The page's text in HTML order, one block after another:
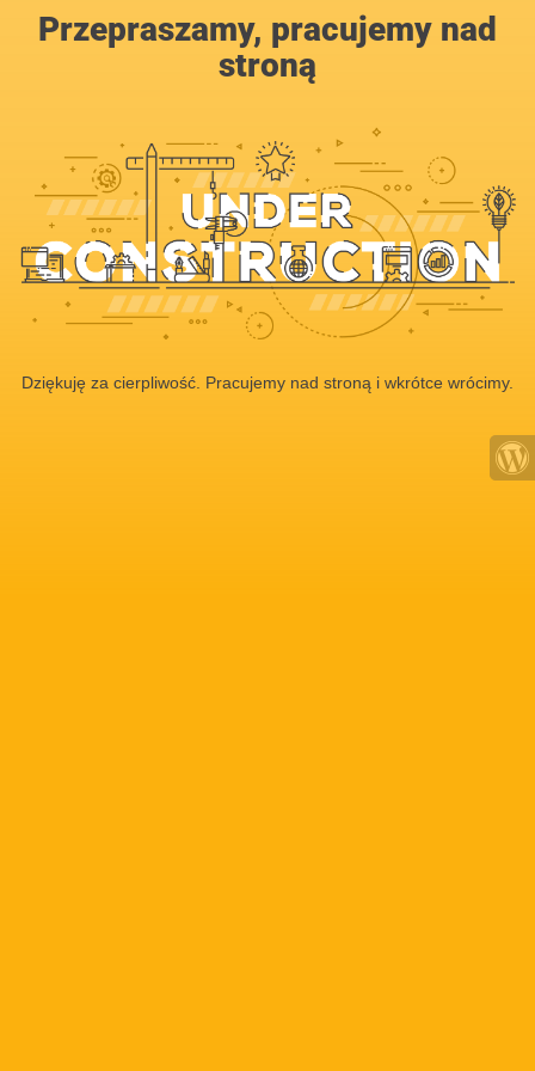
Przepraszamy, pracujemy nad
stroną
Dziękuję za cierpliwość. Pracujemy nad stroną i wkrótce wrócimy.